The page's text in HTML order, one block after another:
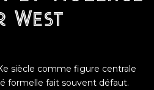
West
siècle comme figure centrale
formelle fait souvent défaut.